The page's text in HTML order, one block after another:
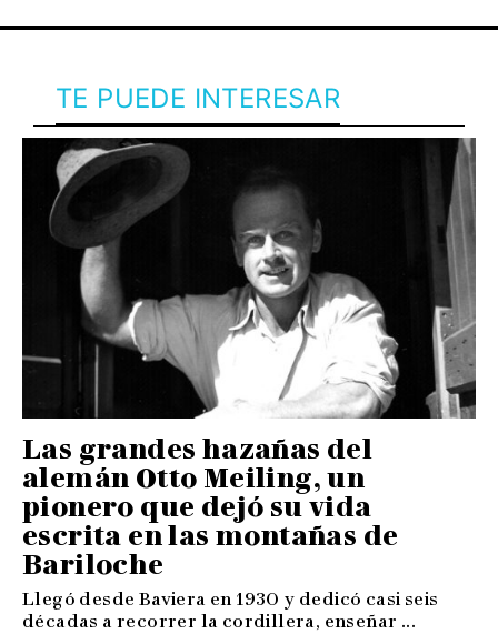
TE PUEDE INTERESAR
Las grandes hazañas del
alemán Otto Meiling, un
pionero que dejó su vida
escrita en las montañas de
Bariloche
Llegó desde Baviera en 1930 y dedicó casi seis
décadas a recorrer la cordillera, enseñar ...